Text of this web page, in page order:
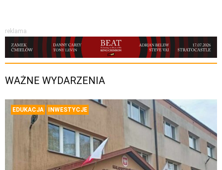
reklama
WAŻNE WYDARZENIA
EDUKACJA INWESTYCJE